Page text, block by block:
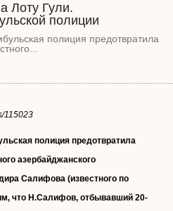
Лоту Гули.
полиции
полиция предотвратила
115023
полиция предотвратила
азербайджанского
Салифова (известного по
что Н.Салифов, отбывавший 20-